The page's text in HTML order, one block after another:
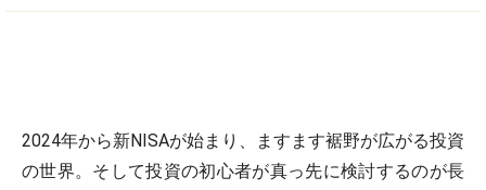
2024年から新NISAが始まり、ますます裾野が広がる投資
の世界。そして投資の初心者が真っ先に検討するのが長